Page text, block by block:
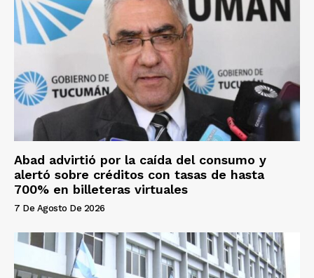
Abad advirtió por la caída del consumo y
alertó sobre créditos con tasas de hasta
700% en billeteras virtuales
7 De Agosto De 2026